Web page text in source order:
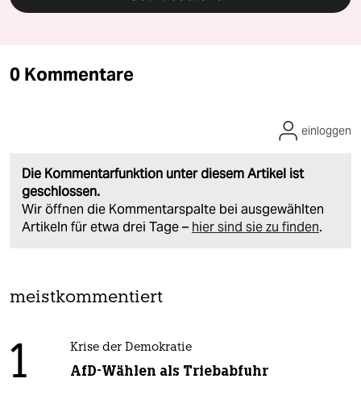
0 Kommentare
Die Kommentarfunktion unter diesem Artikel ist
geschlossen.
Wir öffnen die Kommentarspalte bei ausgewählten
Artikeln für etwa drei Tage – hier sind sie zu finden.
einloggen
meistkommentiert
1 Krise der Demokratie
AfD-Wählen als Triebabfuhr